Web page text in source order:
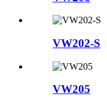
VW202-S
VW205